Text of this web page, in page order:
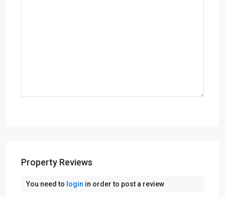
Property Reviews
You need to login in order to post a review